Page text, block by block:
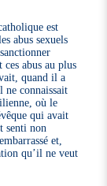
est
abus sexuels
abus au plus
quand il a
connaissait
où le
qui avait
senti non
et,
qu’il ne veut